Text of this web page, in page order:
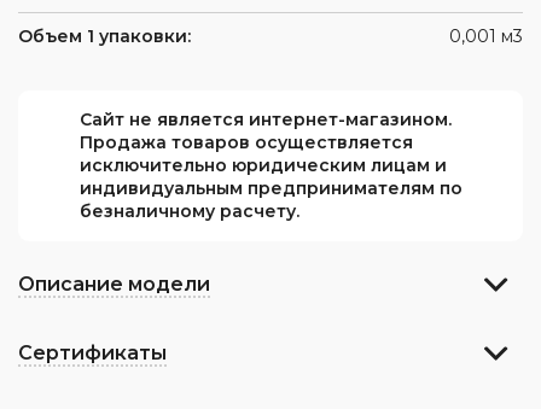
работах
Объем 1 упаковки: 0,001 м3
Сайт не является интернет-магазином.
Продажа товаров осуществляется
исключительно юридическим лицам и
индивидуальным предпринимателям по
безналичному расчету.
Описание модели
Сертификаты